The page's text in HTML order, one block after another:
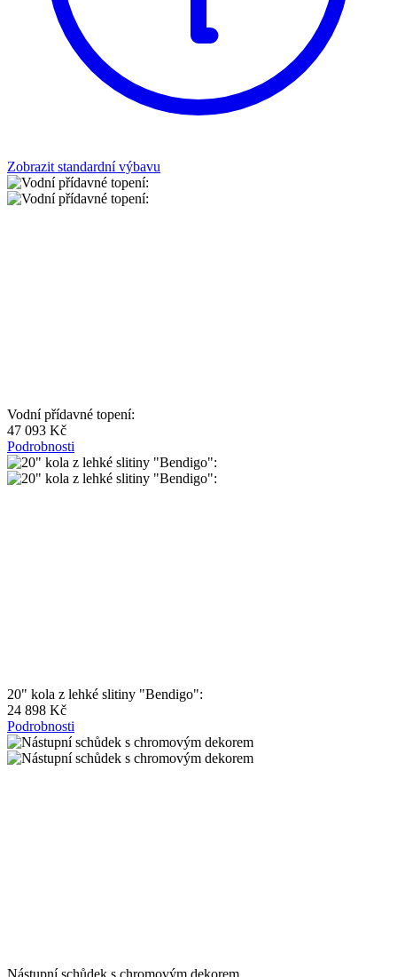
Zobrazit standardní výbavu
Vodní přídavné topení:
47 093 Kč
Podrobnosti
20" kola z lehké slitiny "Bendigo":
24 898 Kč
Podrobnosti
Nástupní schůdek s chromovým dekorem